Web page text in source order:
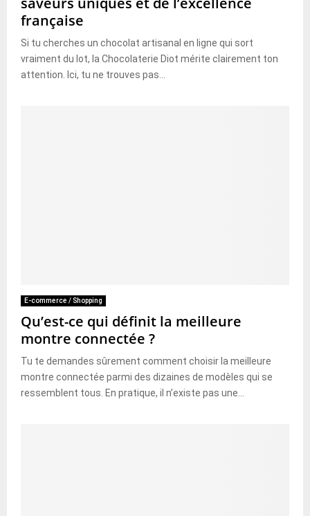
française
Si tu cherches un chocolat artisanal en ligne qui sort
vraiment du lot, la Chocolaterie Diot mérite clairement ton
attention. Ici, tu ne trouves pas...
E-commerce / Shopping
Qu’est-ce qui définit la meilleure
montre connectée ?
Tu te demandes sûrement comment choisir la meilleure
montre connectée parmi des dizaines de modèles qui se
ressemblent tous. En pratique, il n’existe pas une...